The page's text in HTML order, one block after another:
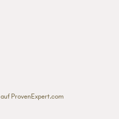
ProvenExpert.com